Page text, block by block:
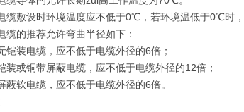
缆敷设时环境温度应不低于0℃，若环境温低于0℃
缆的推荐允许弯曲半径如下：
铠装电缆，应不低于电缆外径的6倍；
装或铜带屏蔽电缆，应不低于电缆外径的12倍；
蔽软电缆，应不低于电缆外径的6倍。